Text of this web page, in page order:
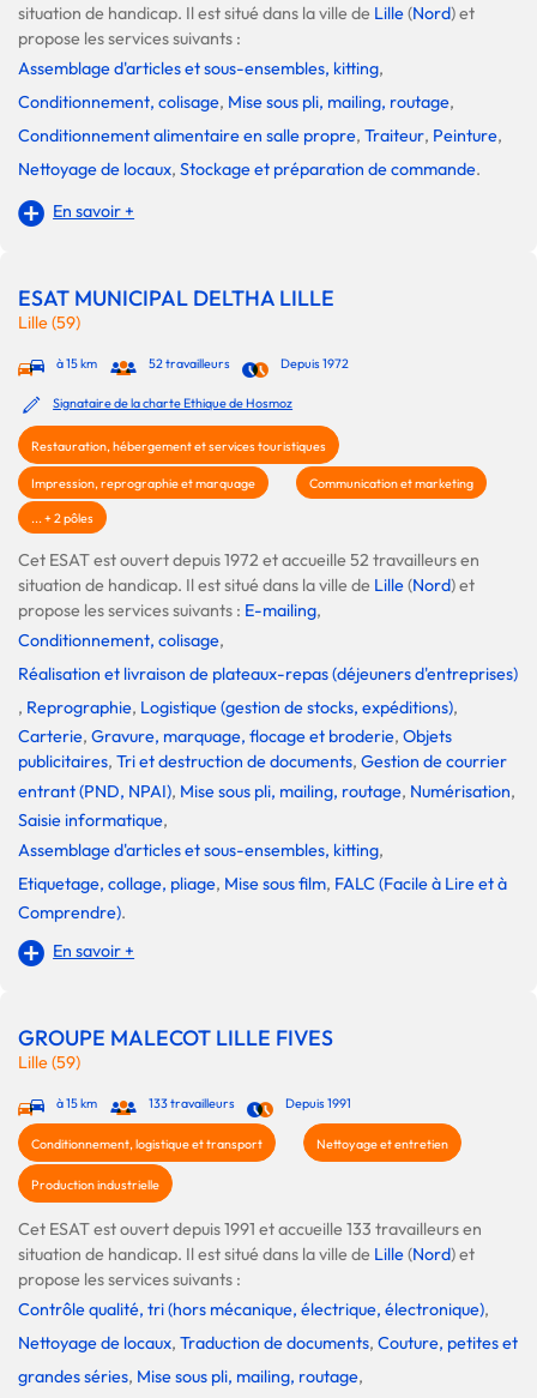
situation de handicap. Il est situé dans la ville de Lille(Nord) et
propose les services suivants :
Assemblage d'articles et sous-ensembles, kitting,
Conditionnement, colisage, Mise sous pli, mailing, routage,
Conditionnement alimentaire en salle propre, Traiteur, Peinture,
Nettoyage de locaux, Stockage et préparation de commande.
En savoir +
ESAT MUNICIPAL DELTHA LILLE
Lille (59)
à 15 km 52 travailleurs Depuis 1972
Signataire de la charte Ethique de Hosmoz
Restauration, hébergement et services touristiques
Impression, reprographie et marquage Communication et marketing
... + 2 pôles
Cet ESAT est ouvert depuis 1972 et accueille 52 travailleurs en
situation de handicap. Il est situé dans la ville de Lille(Nord) et
propose les services suivants : E-mailing,
Conditionnement, colisage,
Réalisation et livraison de plateaux-repas (déjeuners d'entreprises)
, Reprographie, Logistique (gestion de stocks, expéditions),
Carterie, Gravure, marquage, flocage et broderie, Objets
publicitaires, Tri et destruction de documents, Gestion de courrier
entrant (PND, NPAI), Mise sous pli, mailing, routage, Numérisation,
Saisie informatique,
Assemblage d'articles et sous-ensembles, kitting,
Etiquetage, collage, pliage, Mise sous film, FALC (Facile à Lire et à
Comprendre).
En savoir +
GROUPE MALECOT LILLE FIVES
Lille (59)
à 15 km 133 travailleurs Depuis 1991
Conditionnement, logistique et transport Nettoyage et entretien
Production industrielle
Cet ESAT est ouvert depuis 1991 et accueille 133 travailleurs en
situation de handicap. Il est situé dans la ville de Lille(Nord) et
propose les services suivants :
Contrôle qualité, tri (hors mécanique, électrique, électronique),
Nettoyage de locaux, Traduction de documents, Couture, petites et
grandes séries, Mise sous pli, mailing, routage,